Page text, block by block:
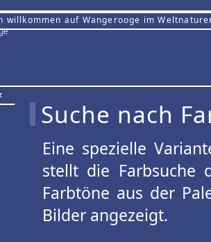
willkommen auf Wangerooge im
Suche nach
Eine spezielle
stellt die Farbsuche
Farbtöne aus der
Bilder angezeigt.